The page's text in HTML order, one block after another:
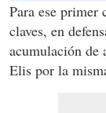
Para ese primer
claves, en
acumulación de
Elis por la